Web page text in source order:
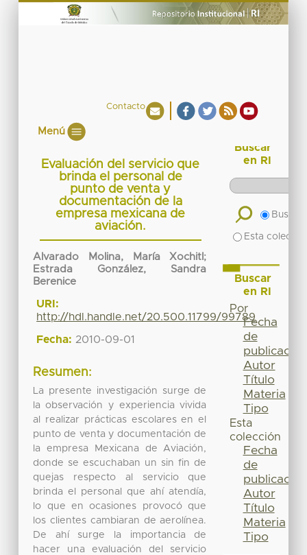
Contacto
Menú
Evaluación del servicio que
brinda el personal de
punto de venta y
documentación de la
empresa mexicana de
aviación.
Alvarado Molina, María Xochitl ;
Estrada González, Sandra
Berenice
URI:
http://hdl.handle.net/20.500.11799/99789
Fecha: 2010-09-01
Resumen:
La presente investigación surge de
la observación y experiencia vivida
al realizar prácticas escolares en el
punto de venta y documentación de
la empresa Mexicana de Aviación,
donde se escuchaban un sin fin de
quejas respecto al servicio que
brinda el personal que ahí atendía,
lo que en ocasiones provocó que
los clientes cambiaran de aerolínea.
De ahí surge la importancia de
hacer una evaluación del servicio
Buscar
en RI
Buscar
Esta
Buscar
en RI
Por
Fecha
de
publicación
Autor
Título
Materia
Tipo
Esta
colección
Fecha
de
publicación
Autor
Título
Materia
Tipo